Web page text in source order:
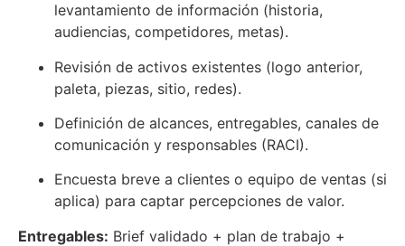
levantamiento de información (historia,
audiencias, competidores, metas).
Revisión de activos existentes (logo anterior,
paleta, piezas, sitio, redes).
Definición de alcances, entregables, canales de
comunicación y responsables (RACI).
Encuesta breve a clientes o equipo de ventas (si
aplica) para captar percepciones de valor.
Entregables: Brief validado + plan de trabajo +